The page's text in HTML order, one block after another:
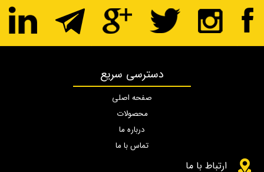
دسترسی سریع
صفحه اصلی
محصولات
درباره ما
تماس با ما
ارتباط با ما